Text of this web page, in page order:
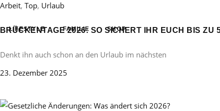
LIFESTYLE FAMILIE SHOP
Arbeit, Top, Urlaub
BRÜCKENTAGE 2026: SO SICHERT IHR EUCH BIS ZU
Denkt ihn auch schon an den Urlaub im nächsten
23. Dezember 2025